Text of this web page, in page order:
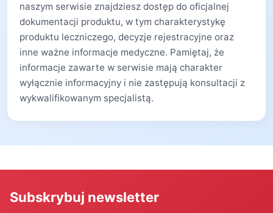
naszym serwisie znajdziesz dostęp do oficjalnej
dokumentacji produktu, w tym charakterystykę
produktu leczniczego, decyzje rejestracyjne oraz
inne ważne informacje medyczne. Pamiętaj, że
informacje zawarte w serwisie mają charakter
wyłącznie informacyjny i nie zastępują konsultacji z
wykwalifikowanym specjalistą.
Subskrybuj newsletter